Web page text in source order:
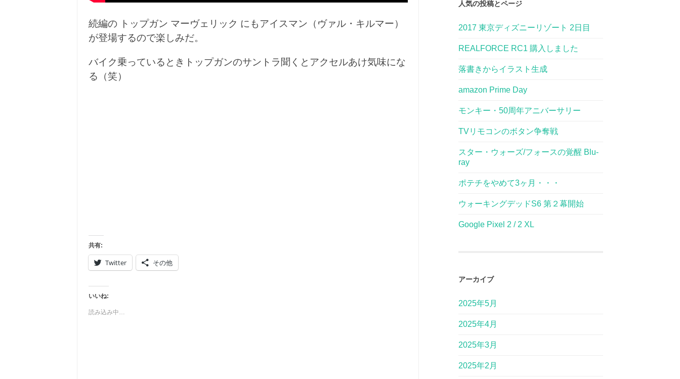
続編の トップガン マーヴェリック にもアイスマン（ヴァル・キルマー）
が登場するので楽しみだ。
バイク乗っているときトップガンのサントラ聞くとアクセルあけ気味にな
る（笑）
共有:
Twitter その他
いいね:
読み込み中…
人気の投稿とページ
2017 東京ディズニーリゾート 2日目
REALFORCE RC1 購入しました
落書きからイラスト生成
amazon Prime Day
モンキー・50周年アニバーサリー
TVリモコンのボタン争奪戦
スター・ウォーズ/フォースの覚醒 Blu-
ray
ポテチをやめて3ヶ月・・・
ウォーキングデッドS6 第２幕開始
Google Pixel 2 / 2 XL
アーカイブ
2025年5月
2025年4月
2025年3月
2025年2月